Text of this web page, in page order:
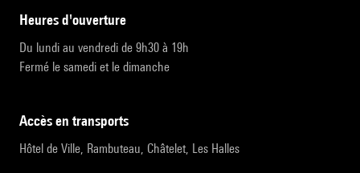
heures d'ouverture
Du lundi au vendredi de 9h30 à 19h
Fermé le samedi et le dimanche
accès en transports
Hôtel de Ville, Rambuteau, Châtelet, Les Halles